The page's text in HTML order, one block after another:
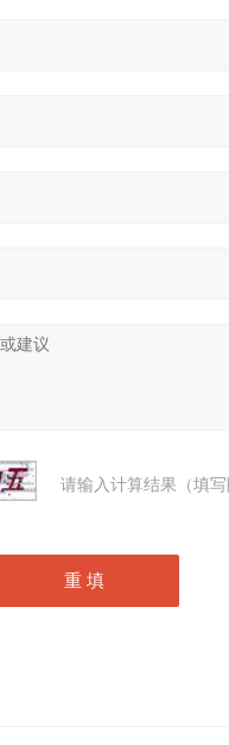
请输入计算结果（填